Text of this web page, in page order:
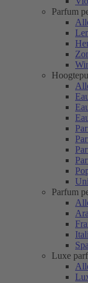
Parfum
Parfum
Luxe